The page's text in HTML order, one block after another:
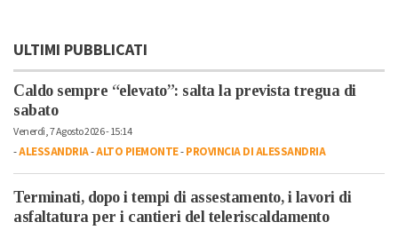
ULTIMI PUBBLICATI
Caldo sempre “elevato”: salta la prevista tregua di
sabato
Venerdì, 7 Agosto 2026 - 15:14
-ALESSANDRIA-ALTO PIEMONTE-PROVINCIA DI ALESSANDRIA
Terminati, dopo i tempi di assestamento, i lavori di
asfaltatura per i cantieri del teleriscaldamento